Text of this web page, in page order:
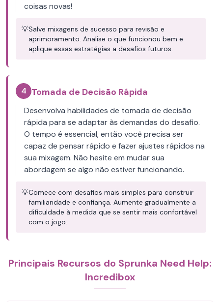
coisas novas!
💡Salve mixagens de sucesso para revisão e
aprimoramento. Analise o que funcionou bem e
aplique essas estratégias a desafios futuros.
4 Tomada de Decisão Rápida
Desenvolva habilidades de tomada de decisão
rápida para se adaptar às demandas do desafio.
O tempo é essencial, então você precisa ser
capaz de pensar rápido e fazer ajustes rápidos na
sua mixagem. Não hesite em mudar sua
abordagem se algo não estiver funcionando.
💡Comece com desafios mais simples para construir
familiaridade e confiança. Aumente gradualmente a
dificuldade à medida que se sentir mais confortável
com o jogo.
Principais Recursos do Sprunka Need Help:
Incredibox